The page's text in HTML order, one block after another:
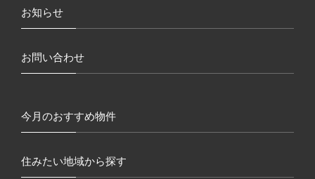
お知らせ
お問い合わせ
今月のおすすめ物件
住みたい地域から探す